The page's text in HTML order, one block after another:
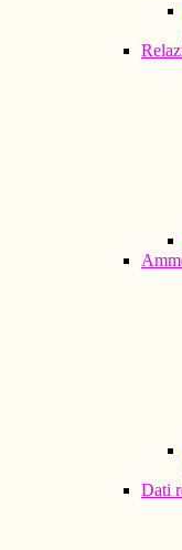
Dati